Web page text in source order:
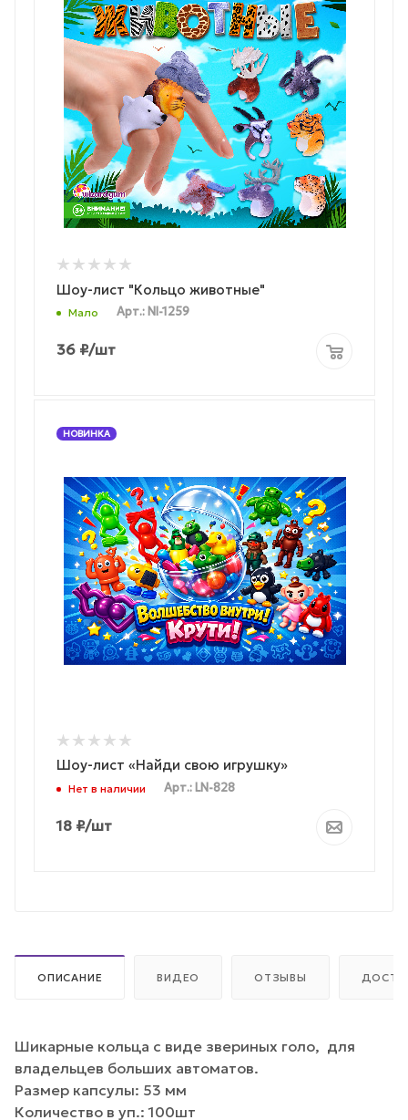
Шоу-лист "Кольцо животные"
Мало Арт.: NI-1259
36 ₽/шт
НОВИНКА
Шоу-лист «Найди свою игрушку»
Нет в наличии Арт.: LN-828
18 ₽/шт
ОПИСАНИЕ ВИДЕО ОТЗЫВЫ
Шикарные кольца с виде звериных голо, для
владельцев больших автоматов.
Размер капсулы: 53 мм
Количество в уп.: 100шт